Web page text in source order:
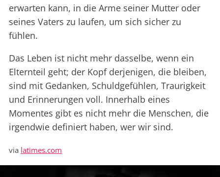
erwarten kann, in die Arme seiner Mutter oder
seines Vaters zu laufen, um sich sicher zu
fühlen.
Das Leben ist nicht mehr dasselbe, wenn ein
Elternteil geht; der Kopf derjenigen, die bleiben,
sind mit Gedanken, Schuldgefühlen, Traurigkeit
und Erinnerungen voll. Innerhalb eines
Momentes gibt es nicht mehr die Menschen, die
irgendwie definiert haben, wer wir sind.
via latimes.com